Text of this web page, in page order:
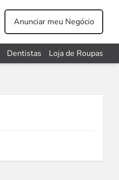
Anunciar meu Negócio
Dentistas Loja de Roupas